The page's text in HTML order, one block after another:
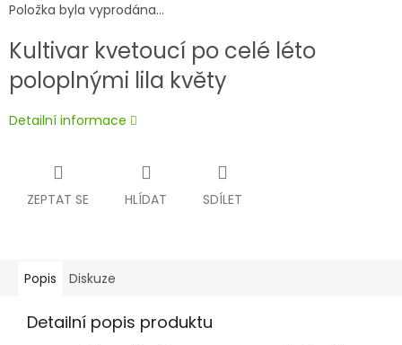
Položka byla vyprodána…
Kultivar kvetoucí po celé léto
poloplnými lila květy
Detailní informace
ZEPTAT SE HLÍDAT SDÍLET
Popis Diskuze
Detailní popis produktu